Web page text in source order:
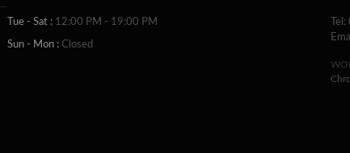
Tue - Sat : 12:00 PM - 19:00 PM
Sun - Mon : Closed